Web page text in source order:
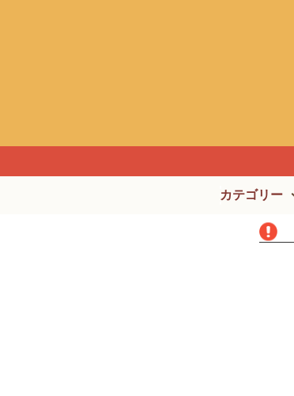
カテゴリー